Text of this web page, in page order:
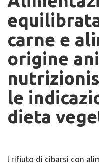
carne e
origine
le
dieta
l rifiuto di cibarsi con